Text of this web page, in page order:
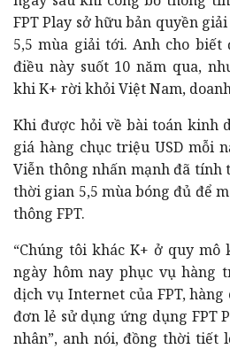
FPT Play sở hữu bản quyền
5,5 mùa giải tới. Anh cho biết
điều này suốt 10 năm qua,
khi K+ rời khỏi Việt Nam,
Khi được hỏi về bài toán kinh
giá hàng chục triệu USD mỗi
Viễn thông nhấn mạnh đã
thời gian 5,5 mùa bóng đủ để
thông FPT.
“Chúng tôi khác K+ ở quy mô
ngày hôm nay phục vụ hàng
dịch vụ Internet của FPT,
đơn lẻ sử dụng ứng dụng FPT
nhân”, anh nói, đồng thời tiết